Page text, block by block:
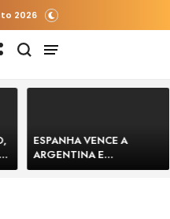
2026
ESPANHA VENCE A
ARGENTINA E
CONQUISTA A COPA DO